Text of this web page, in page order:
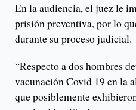
En la audiencia, el juez le
prisión preventiva, por lo
durante su proceso judicial.
“Respecto a dos hombres
vacunación Covid 19 en la
que posiblemente